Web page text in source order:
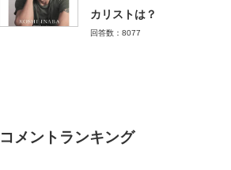
カリストは？
回答数：8077
コメントランキング